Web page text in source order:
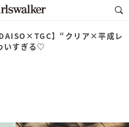
】“クリア×平成レ
いすぎる♡